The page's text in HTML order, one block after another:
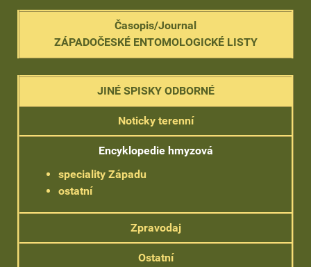
Časopis/Journal
ZÁPADOČESKÉ ENTOMOLOGICKÉ LISTY
JINÉ SPISKY ODBORNÉ
Noticky terenní
Encyklopedie hmyzová
speciality Západu
ostatní
Zpravodaj
Ostatní